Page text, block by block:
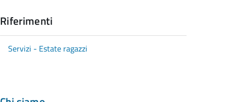
Riferimenti
Servizi - Estate ragazzi